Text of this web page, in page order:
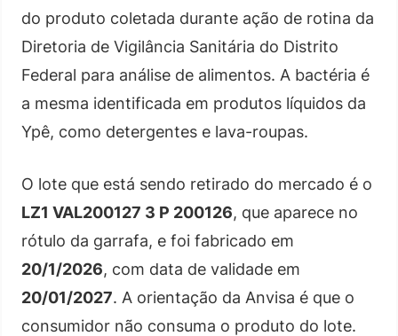
do produto coletada durante ação de rotina da
Diretoria de Vigilância Sanitária do Distrito
Federal para análise de alimentos. A bactéria é
a mesma identificada em produtos líquidos da
Ypê, como detergentes e lava-roupas.
O lote que está sendo retirado do mercado é o
LZ1 VAL200127 3 P 200126, que aparece no
rótulo da garrafa, e foi fabricado em
20/1/2026, com data de validade em
20/01/2027. A orientação da Anvisa é que o
consumidor não consuma o produto do lote.